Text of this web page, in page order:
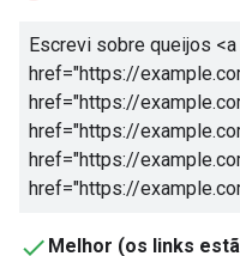
Escrevi sobre queijos <a
href="https://
href="https://
href="https://
href="https://
href="https://
Melhor (os links